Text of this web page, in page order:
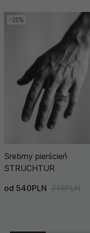
-25%
Srebrny pierścień
STRUCHTUR
od 540PLN 719PLN